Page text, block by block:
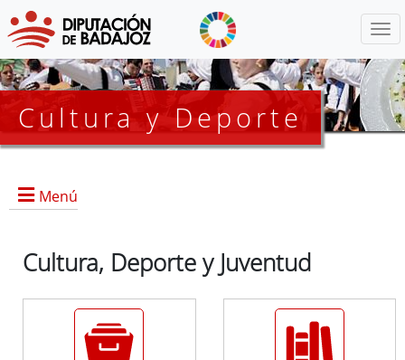
Cultura y Deporte
Menú
Noticias y Eventos
Cultura, Deporte y Juventud